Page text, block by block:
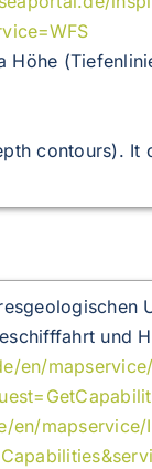
Höhe
contours).
und
en/
en/